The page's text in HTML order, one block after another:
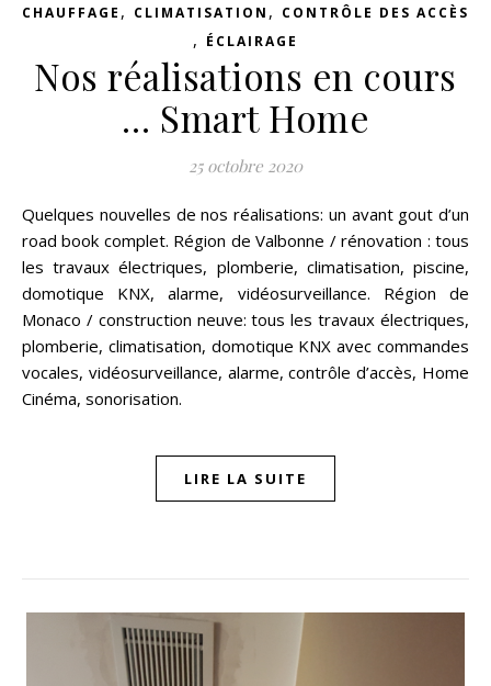
CHAUFFAGE , CLIMATISATION , CONTRÔLE DES ACCÈS
, ÉCLAIRAGE
Nos réalisations en cours
… Smart Home
25 octobre 2020
Quelques nouvelles de nos réalisations: un avant gout d’un
road book complet. Région de Valbonne / rénovation : tous
les travaux électriques, plomberie, climatisation, piscine,
domotique KNX, alarme, vidéosurveillance. Région de
Monaco / construction neuve: tous les travaux électriques,
plomberie, climatisation, domotique KNX avec commandes
vocales, vidéosurveillance, alarme, contrôle d’accès, Home
Cinéma, sonorisation.
LIRE LA SUITE